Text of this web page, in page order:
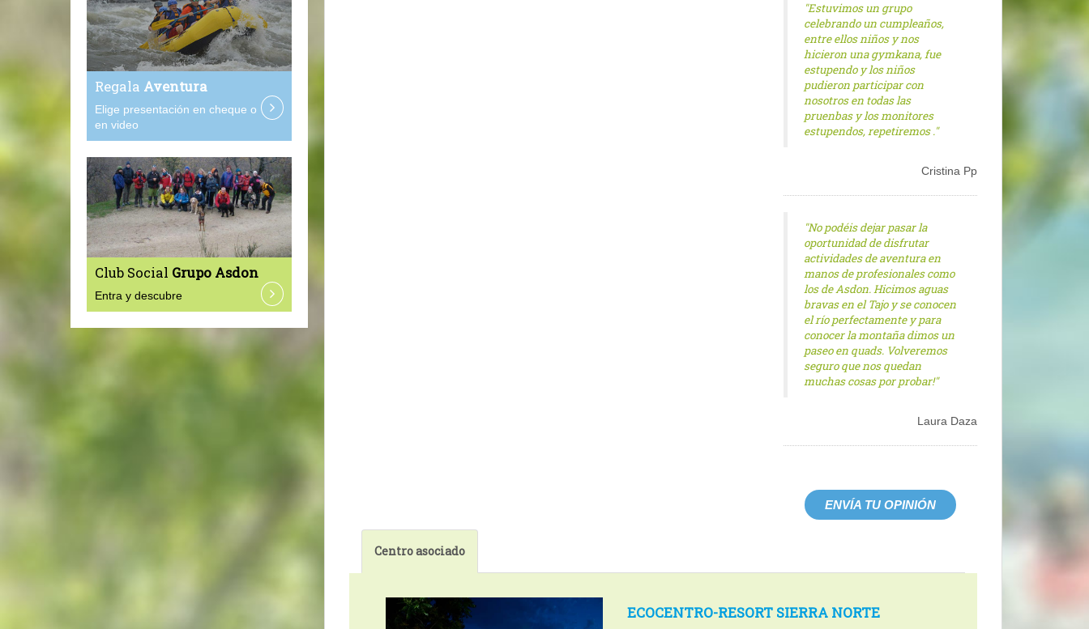
Regala Aventura
Elige presentación en cheque o
en video
Club Social Grupo Asdon
Entra y descubre
"Estuvimos un grupo
celebrando un cumpleaños,
entre ellos niños y nos
hicieron una gymkana, fue
estupendo y los niños
pudieron participar con
nosotros en todas las
pruenbas y los monitores
estupendos, repetiremos ."
Cristina Pp
"No podéis dejar pasar la
oportunidad de disfrutar
actividades de aventura en
manos de profesionales como
los de Asdon. Hicimos aguas
bravas en el Tajo y se conocen
el río perfectamente y para
conocer la montaña dimos un
paseo en quads. Volveremos
seguro que nos quedan
muchas cosas por probar!"
Laura Daza
ENVÍA TU OPINIÓN
Centro asociado
ECOCENTRO-RESORT SIERRA NORTE